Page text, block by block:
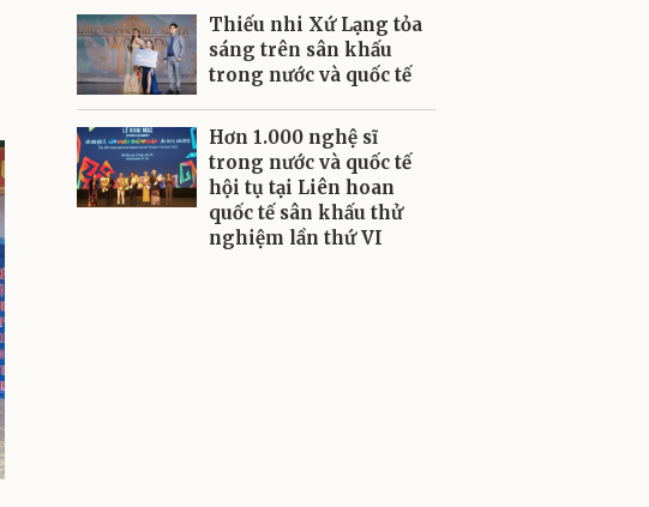
Thiếu nhi Xứ Lạng tỏa
sáng trên sân khấu
trong nước và quốc tế
Hơn 1.000 nghệ sĩ
trong nước và quốc tế
hội tụ tại Liên hoan
quốc tế sân khấu thử
nghiệm lần thứ VI